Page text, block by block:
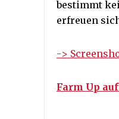
bestimmt
erfreuen
->
Farm Up